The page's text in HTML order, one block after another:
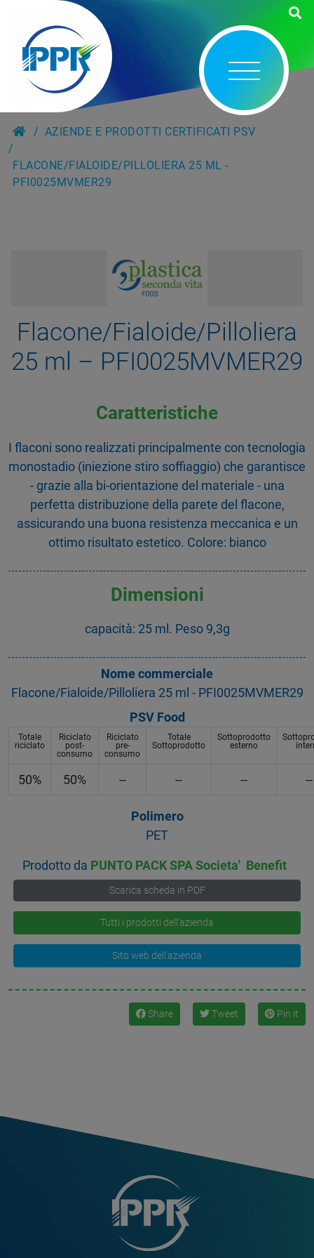
AZIENDE E PRODOTTI CERTIFICATI PSV
FLACONE/FIALOIDE/PILLOLIERA 25 ML -
PFI0025MVMER29
Flacone/Fialoide/Pilloliera
25 ml – PFI0025MVMER29
Caratteristiche
I flaconi sono realizzati principalmente con tecnologia
monostadio (iniezione stiro soffiaggio) che garantisce
- grazie alla bi-orientazione del materiale - una
perfetta distribuzione della parete del flacone,
assicurando una buona resistenza meccanica e un
ottimo risultato estetico. Colore: bianco
Dimensioni
capacità: 25 ml. Peso 9,3g
Nome commerciale
Flacone/Fialoide/Pilloliera 25 ml - PFI0025MVMER29
PSV Food
Totale
riciclato
Riciclato
post-
consumo
Riciclato
pre-
consumo
Totale
Sottoprodotto
Sottoprodotto
esterno
50% 50% -- -- -- --
Polimero
PET
Prodotto da PUNTO PACK SPA Societa' Benefit
Scarica scheda in PDF
Tutti i prodotti dell'azienda
Sito web dell'azienda
Share Tweet Pin it